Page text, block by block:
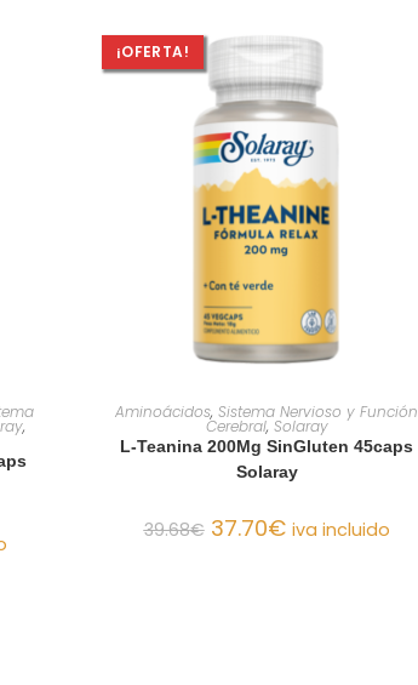
,
¡OFERTA!
AÑADIR AL CARRITO
Aminoácidos, Sistema Nervioso y Función
Cerebral, Solaray
L-Teanina 200Mg SinGluten 45caps
Solaray
39.68€ 37.70€ iva incluido